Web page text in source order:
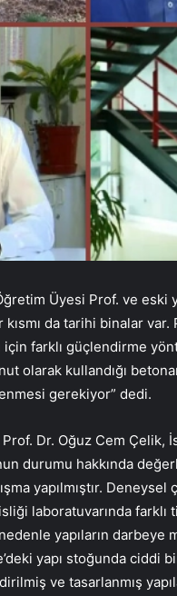
Üyesi Prof. ve
kısmı da tarihi binalar
için farklı güçlendirme
olarak kullandığı
gerekiyor” dedi.
Dr. Oğuz Cem Çelik,
durumu hakkında
yapılmıştır.
laboratuvarında farklı
yapıların darbeye
yapı stoğunda ciddi
ve tasarlanmış